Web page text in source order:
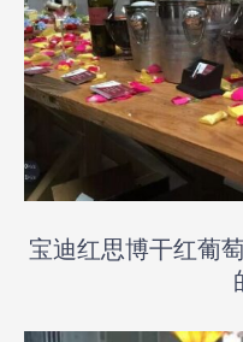
宝迪红思博干红葡